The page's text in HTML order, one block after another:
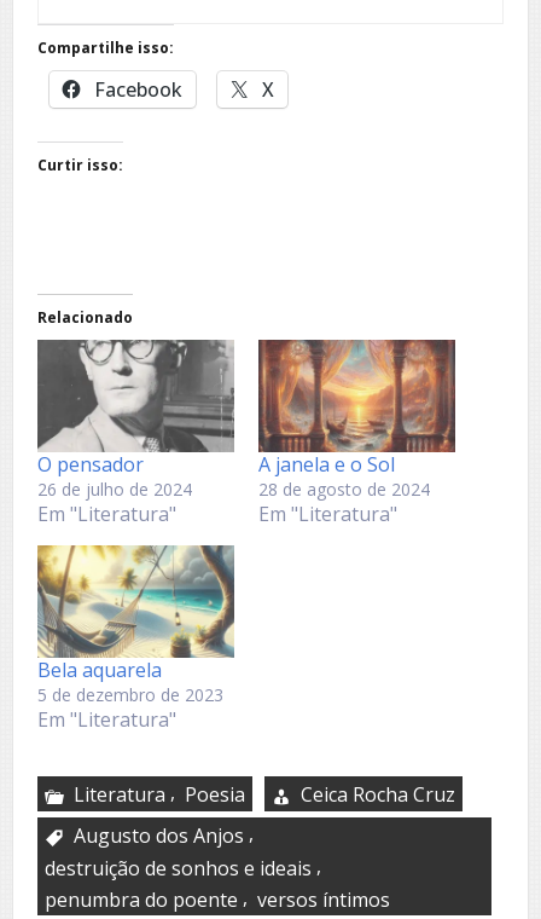
Compartilhe isso:
Facebook X
Curtir isso:
Relacionado
O pensador
26 de julho de 2024
Em "Literatura"
A janela e o Sol
28 de agosto de 2024
Em "Literatura"
Bela aquarela
5 de dezembro de 2023
Em "Literatura"
Literatura , Poesia
Ceica Rocha Cruz
Augusto dos Anjos ,
destruição de sonhos e ideais ,
penumbra do poente , versos íntimos